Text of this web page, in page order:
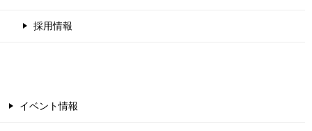
採用情報
イベント情報